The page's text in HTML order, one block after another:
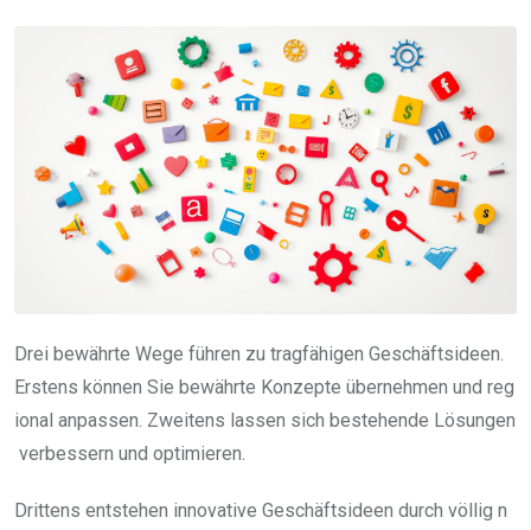
Drei bewährte Wege führen zu tragfähigen Geschäftsideen.
Erstens können Sie bewährte Konzepte übernehmen und reg
ional anpassen. Zweitens lassen sich bestehende Lösungen
verbessern und optimieren.
Drittens entstehen innovative Geschäftsideen durch völlig n